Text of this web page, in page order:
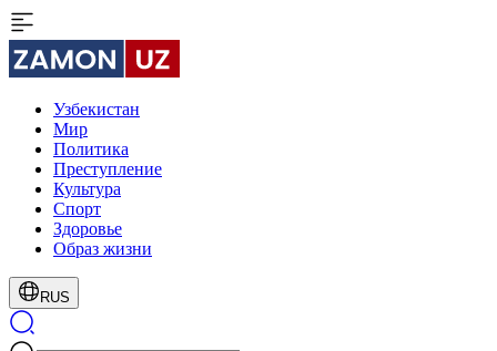
Узбекистан
Мир
Политика
Преступление
Культура
Спорт
Здоровье
Образ жизни
RUS